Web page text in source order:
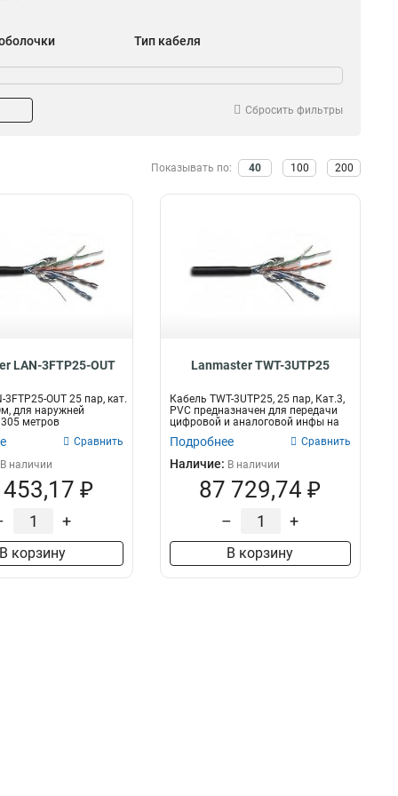
0
2
Тип кабеля
FTP 2
Сбросить фильтры
Показывать по: 40 100 200
LAN-3FTP25-OUT
3FTP25-OUT 25 пар, кат.
для наружней
метров
Сравнить
В наличии
₽
+
В корзину
Lanmaster TWT-3UTP25
Кабель TWT-3UTP25, 25 пар, Кат.3,
PVC предназначен для передачи
цифровой и аналоговой инфы на
Подробнее Сравнить
Наличие: В наличии
87 729,74 ₽
– +
В корзину